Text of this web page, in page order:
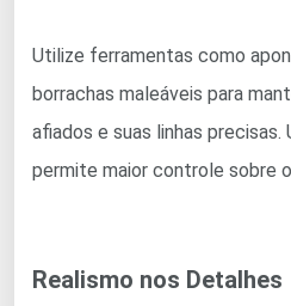
Utilize ferramentas como
borrachas maleáveis para
afiados e suas linhas precisas.
permite maior controle sobre
Realismo nos Detalhes